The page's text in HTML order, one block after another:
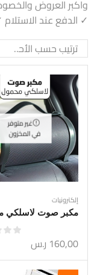
✓ الدفع عند
غير متوفر
في المخزون
إلكترونيات
مكبر صوت لاسلكي
160,00 ر.س